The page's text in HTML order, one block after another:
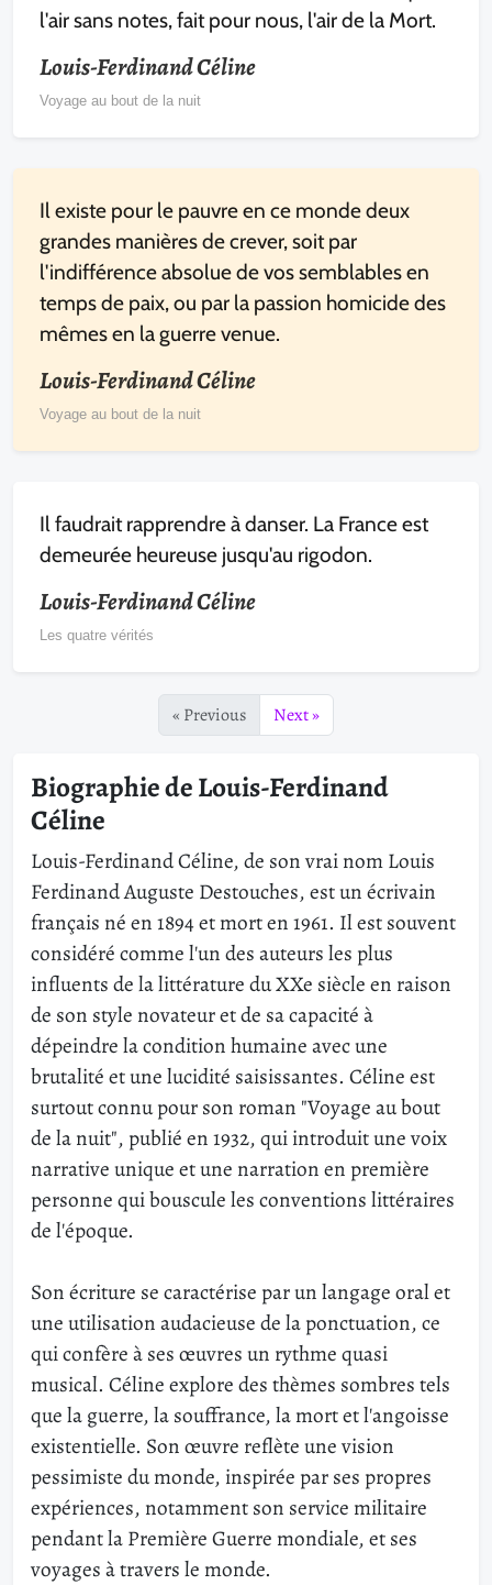
l'air sans notes, fait pour nous, l'air de la Mort.
Louis-Ferdinand Céline
Voyage au bout de la nuit
Il existe pour le pauvre en ce monde deux
grandes manières de crever, soit par
l'indifférence absolue de vos semblables en
temps de paix, ou par la passion homicide des
mêmes en la guerre venue.
Louis-Ferdinand Céline
Voyage au bout de la nuit
Il faudrait rapprendre à danser. La France est
demeurée heureuse jusqu'au rigodon.
Louis-Ferdinand Céline
Les quatre vérités
« Previous Next »
Biographie de Louis-Ferdinand
Céline
Louis-Ferdinand Céline, de son vrai nom Louis
Ferdinand Auguste Destouches, est un écrivain
français né en 1894 et mort en 1961. Il est souvent
considéré comme l'un des auteurs les plus
influents de la littérature du XXe siècle en raison
de son style novateur et de sa capacité à
dépeindre la condition humaine avec une
brutalité et une lucidité saisissantes. Céline est
surtout connu pour son roman "Voyage au bout
de la nuit", publié en 1932, qui introduit une voix
narrative unique et une narration en première
personne qui bouscule les conventions littéraires
de l'époque.
Son écriture se caractérise par un langage oral et
une utilisation audacieuse de la ponctuation, ce
qui confère à ses œuvres un rythme quasi
musical. Céline explore des thèmes sombres tels
que la guerre, la souffrance, la mort et l'angoisse
existentielle. Son œuvre reflète une vision
pessimiste du monde, inspirée par ses propres
expériences, notamment son service militaire
pendant la Première Guerre mondiale, et ses
voyages à travers le monde.